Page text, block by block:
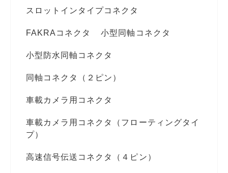
スロットインタイプコネクタ
FAKRAコネクタ 小型同軸コネクタ
小型防水同軸コネクタ
同軸コネクタ（２ピン）
車載カメラ用コネクタ
車載カメラ用コネクタ（フローティングタイ
プ）
高速信号伝送コネクタ（４ピン）